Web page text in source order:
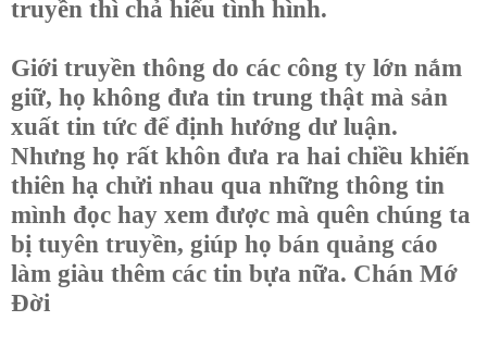
truyền thì chả hiểu tình hình.
Giới truyền thông do các công ty lớn nắm
giữ, họ không đưa tin trung thật mà sản
xuất tin tức để định hướng dư luận.
Nhưng họ rất khôn đưa ra hai chiều khiến
thiên hạ chửi nhau qua những thông tin
mình đọc hay xem được mà quên chúng ta
bị tuyên truyền, giúp họ bán quảng cáo
làm giàu thêm các tin bựa nữa. Chán Mớ
Đời